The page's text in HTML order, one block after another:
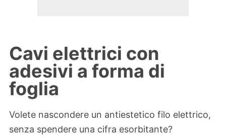
Cavi elettrici con
adesivi a forma di
foglia
Volete nascondere un antiestetico filo elettrico,
senza spendere una cifra esorbitante?